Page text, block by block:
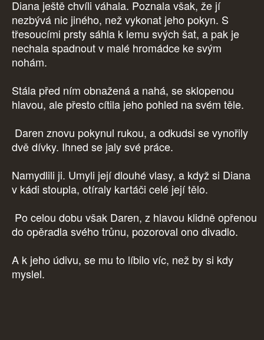
Diana ještě chvíli váhala. Poznala však, že jí
nezbývá nic jiného, než vykonat jeho pokyn. S
třesoucími prsty sáhla k lemu svých šat, a pak je
nechala spadnout v malé hromádce ke svým
nohám.
Stála před ním obnažená a nahá, se sklopenou
hlavou, ale přesto cítila jeho pohled na svém těle.
Daren znovu pokynul rukou, a odkudsi se vynořily
dvě dívky. Ihned se jaly své práce.
Namydlili ji. Umyli její dlouhé vlasy, a když si Diana
v kádi stoupla, otíraly kartáči celé její tělo.
Po celou dobu však Daren, z hlavou klidně opřenou
do opěradla svého trůnu, pozoroval ono divadlo.
A k jeho údivu, se mu to líbilo víc, než by si kdy
myslel.